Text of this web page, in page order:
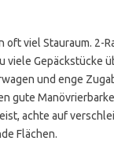
oft viel Stauraum. 2-
viele Gepäckstücke
und enge
gute
achte auf
Flächen.